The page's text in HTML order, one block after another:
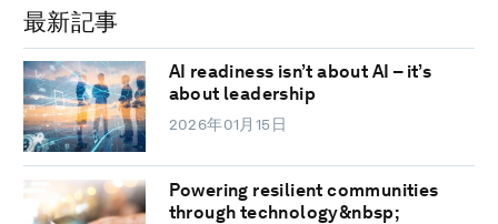
最新記事
AI readiness isn’t about AI – it’s
about leadership
2026年01月15日
Powering resilient communities
through technology&nbsp;